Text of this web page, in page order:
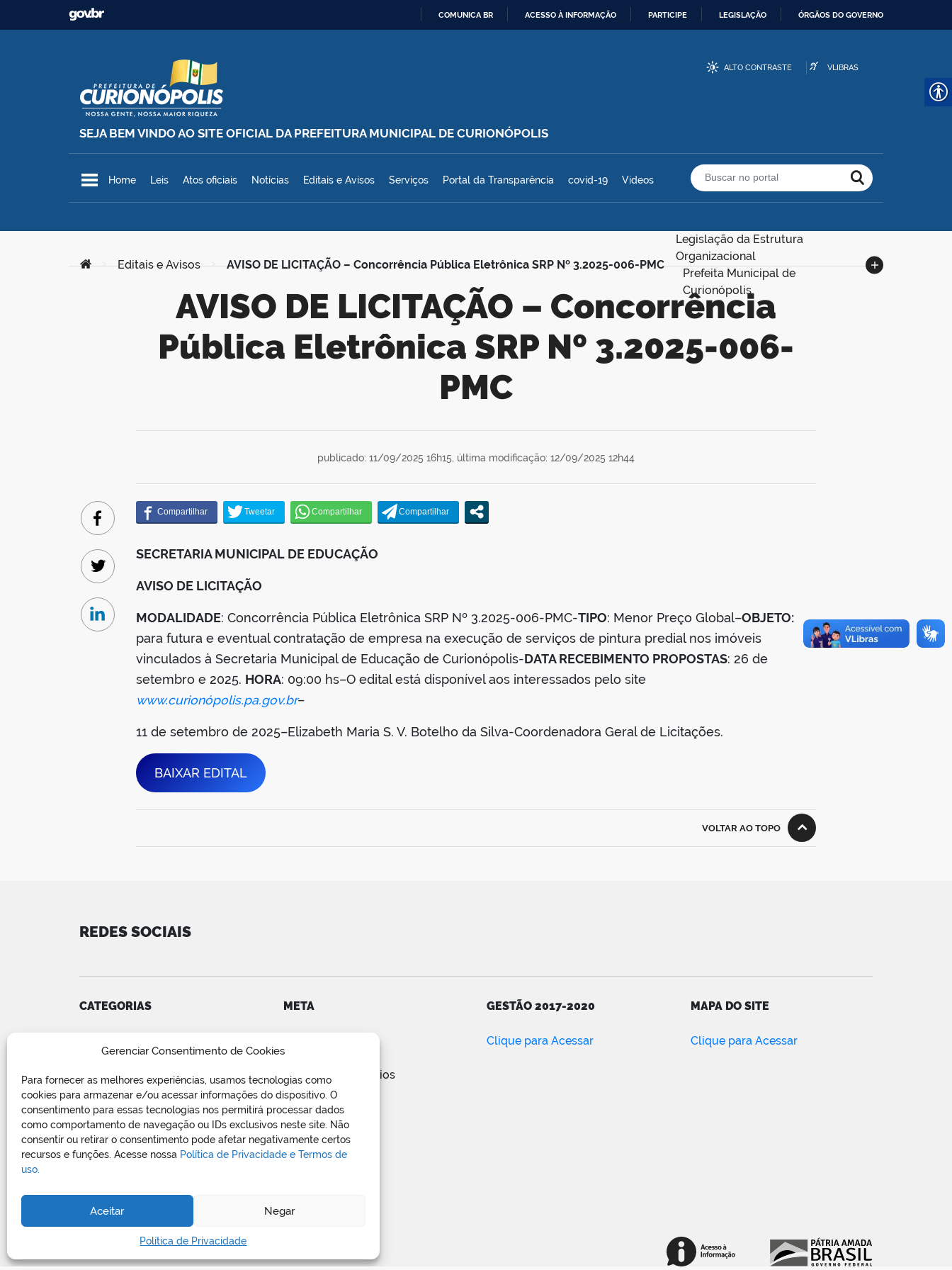
Gerenciar Consentimento de Cookies
Para fornecer as melhores experiências, usamos tecnologias como
cookies para armazenar e/ou acessar informações do dispositivo. O
consentimento para essas tecnologias nos permitirá processar dados
como comportamento de navegação ou IDs exclusivos neste site. Não
consentir ou retirar o consentimento pode afetar negativamente certos
recursos e funções. Acesse nossa Política de Privacidade e Termos de
uso.
Aceitar Negar
Política de Privacidade
Ir para o conteúdo COMUNICA BR ACESSO À INFORMAÇÃO PARTICIPE LEGISLAÇÃO ÓRGÃOS DO GOVERNO
SEJA BEM VINDO AO SITE OFICIAL DA PREFEITURA MUNICIPAL DE CURIONÓPOLIS
Prefeitura Municipal de Curionópolis
ALTO CONTRASTE VLIBRAS
Home Leis Atos oficiais Notícias Editais e Avisos Serviços Portal da Transparência covid-19 Videos Buscar no portal
Você está aqui:
Editais e Avisos AVISO DE LICITAÇÃO – Concorrência Pública Eletrônica SRP Nº 3.2025-006-PMC
Legislação da Estrutura
Organizacional
Prefeita Municipal de
Curionópolis
AVISO DE LICITAÇÃO – Concorrência
Pública Eletrônica SRP Nº 3.2025-006-
PMC
publicado: 11/09/2025 16h15, última modificação: 12/09/2025 12h44
SECRETARIA MUNICIPAL DE EDUCAÇÃO
AVISO DE LICITAÇÃO
MODALIDADE: Concorrência Pública Eletrônica SRP Nº 3.2025-006-PMC-TIPO: Menor Preço Global–OBJETO:
para futura e eventual contratação de empresa na execução de serviços de pintura predial nos imóveis
vinculados à Secretaria Municipal de Educação de Curionópolis-DATA RECEBIMENTO PROPOSTAS: 26 de
setembro e 2025. HORA: 09:00 hs–O edital está disponível aos interessados pelo site
www.curionópolis.pa.gov.br–
11 de setembro de 2025–Elizabeth Maria S. V. Botelho da Silva-Coordenadora Geral de Licitações.
BAIXAR EDITAL
Facebook
Twitter
Linkedin
VOLTAR AO TOPO
REDES SOCIAIS
CATEGORIAS
COVID-19
Editais e Avisos
Notícias
Relatório de Projetos e Execução
de Obras Públicas
Sem categoria
Vagas de Emprego
META
Feed de posts
Feed de comentários
WordPress.org
GESTÃO 2017-2020
Clique para Acessar
MAPA DO SITE
Clique para Acessar